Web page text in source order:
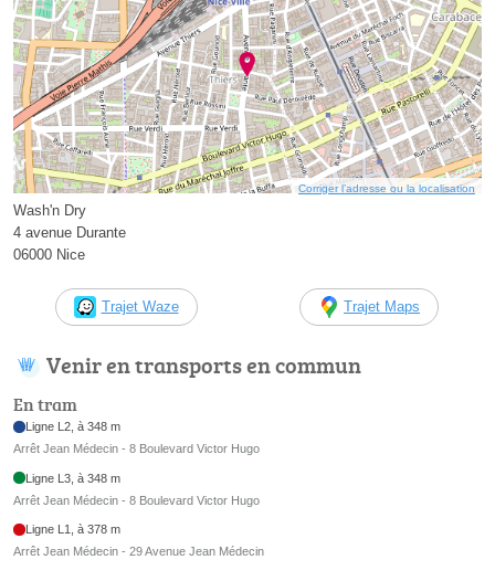
Corriger l’adresse ou la localisation
Wash'n Dry
4 avenue Durante
06000 Nice
Trajet Waze Trajet Maps
Venir en transports en commun
En tram
Ligne L2, à 348 m
Arrêt Jean Médecin - 8 Boulevard Victor Hugo
Ligne L3, à 348 m
Arrêt Jean Médecin - 8 Boulevard Victor Hugo
Ligne L1, à 378 m
Arrêt Jean Médecin - 29 Avenue Jean Médecin